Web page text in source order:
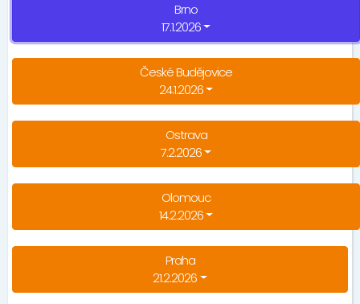
Brno
17.1.2026
České Budějovice
24.1.2026
Ostrava
7.2.2026
Olomouc
14.2.2026
Praha
21.2.2026